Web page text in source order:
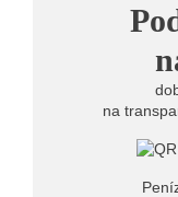
20.07.2026
nabídne Krhuta
na